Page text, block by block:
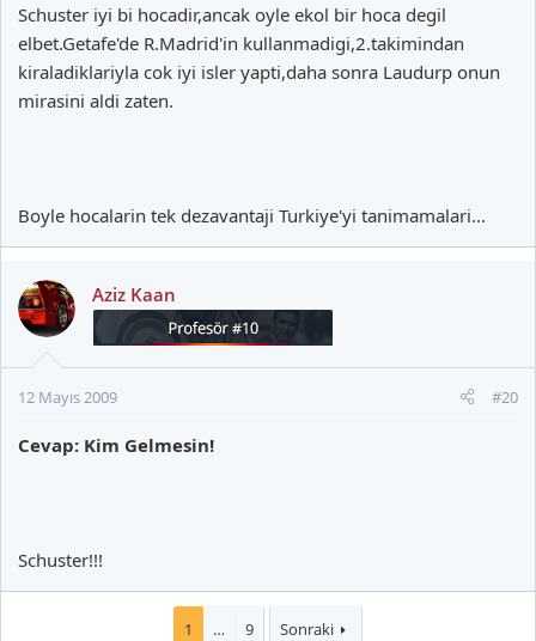
Schuster iyi bi hocadir,ancak oyle ekol bir hoca degil
elbet.Getafe'de R.Madrid'in kullanmadigi,2.takimindan
kiraladiklariyla cok iyi isler yapti,daha sonra Laudurp onun
mirasini aldi zaten.
Boyle hocalarin tek dezavantaji Turkiye'yi tanimamalari...
Aziz Kaan
12 Mayıs 2009 #20
Cevap: Kim Gelmesin!
Schuster!!!
1 … 9 Sonraki